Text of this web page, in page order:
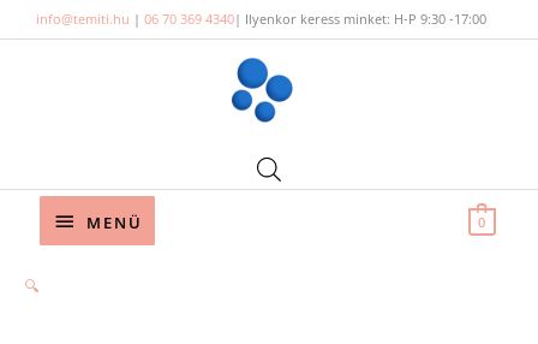
to
info@temiti.hu | 06 70 369 4340| Ilyenkor keress minket: H-P 9:30 -17:00
Below
MENÜ 0
🔍